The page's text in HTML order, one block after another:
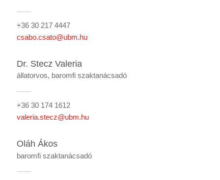
+36 30 217 4447
csabo.csato@ubm.hu
Dr. Stecz Valeria
állatorvos, baromfi szaktanácsadó
+36 30 174 1612
valeria.stecz@ubm.hu
Oláh Ákos
baromfi szaktanácsadó